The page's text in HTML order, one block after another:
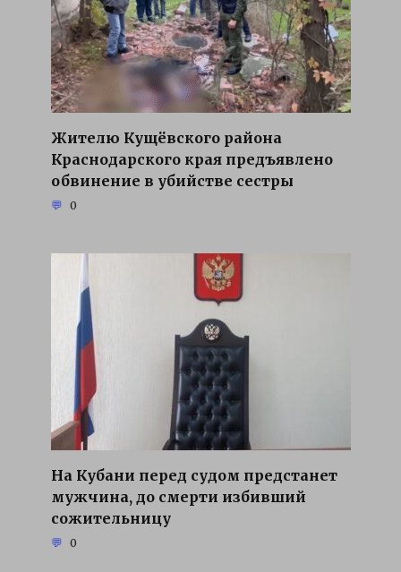
Жителю Кущёвского района
Краснодарского края предъявлено
обвинение в убийстве сестры
0
На Кубани перед судом предстанет
мужчина, до смерти избивший
сожительницу
0